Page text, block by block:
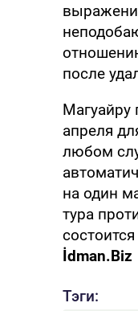
после
Магуайру
апреля
любом
на один
тура
İdman.Biz
Тэги: